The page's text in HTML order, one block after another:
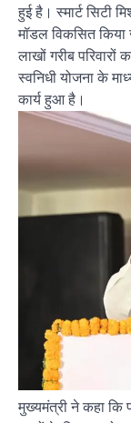
हुई है। स्मार्ट सिटी
मॉडल विकसित किया
लाखों गरीब
स्वनिधी योजना के
कार्य हुआ है।
मुख्यमंत्री ने कहा कि